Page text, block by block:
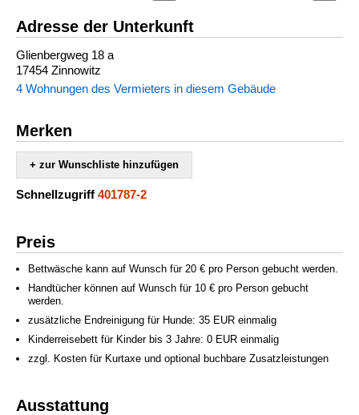
Adresse der Unterkunft
Glienbergweg 18 a
17454 Zinnowitz
4 Wohnungen des Vermieters in diesem Gebäude
Merken
+ zur Wunschliste hinzufügen
Schnellzugriff 401787-2
Preis
Bettwäsche kann auf Wunsch für 20 € pro Person gebucht werden.
Handtücher können auf Wunsch für 10 € pro Person gebucht
werden.
zusätzliche Endreinigung für Hunde: 35 EUR einmalig
Kinderreisebett für Kinder bis 3 Jahre: 0 EUR einmalig
zzgl. Kosten für Kurtaxe und optional buchbare Zusatzleistungen
Ausstattung